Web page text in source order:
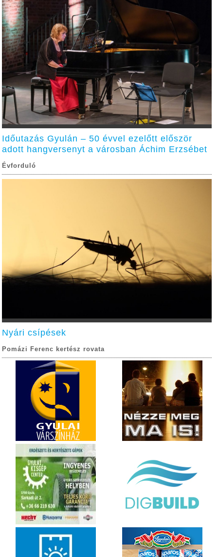
Időutazás Gyulán – 50 évvel ezelőtt először
adott hangversenyt a városban Áchim Erzsébet
Évforduló
Nyári csípések
Pomázi Ferenc kertész rovata